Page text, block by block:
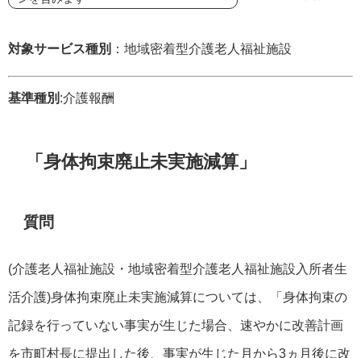
対象サービス種別 ：地域密着型介護老人福祉施設
基準種別 :介護報酬
「身体拘束廃止未実施減算」
質問
(介護老人福祉施設・地域密着型介護老人福祉施設入所者生
活介護)身体拘束廃止未実施減算については、「身体拘束の
記録を行っていない事実が生じた場合、速やかに改善計画
を市町村長に提出した後、事実が生じた月から3ヵ月後に改